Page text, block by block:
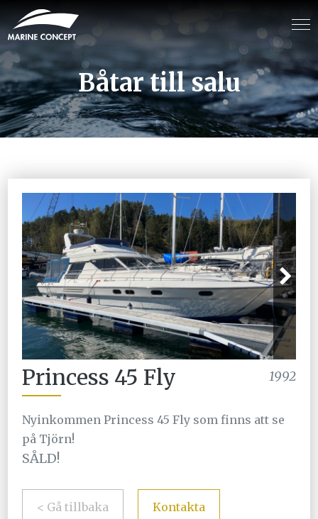
Båtar till salu
Princess 45 Fly 1992
Nyinkommen Princess 45 Fly som finns att se
på Tjörn!
SÅLD!
< Gå tillbaka Kontakta